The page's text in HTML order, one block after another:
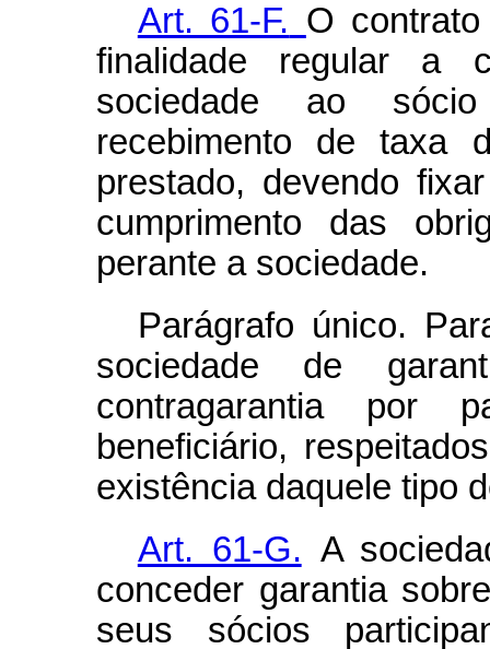
Art. 61-F. O
finalidade regular a
sociedade ao
recebimento de taxa
prestado, devendo
cumprimento das
perante a sociedade.
Parágrafo único.
sociedade de
contragarantia por
beneficiário,
existência daquele tipo
Art. 61-G. A
conceder garantia
seus sócios